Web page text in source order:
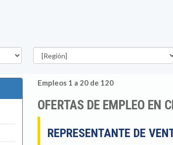
Región
Empleos 1 a 20 de 120
OFERTAS DE EMPLEO EN
REPRESENTANTE DE